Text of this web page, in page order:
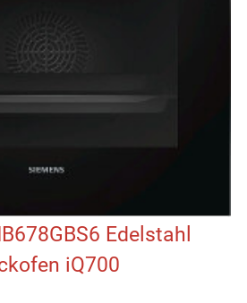
Edelstahl
iQ700